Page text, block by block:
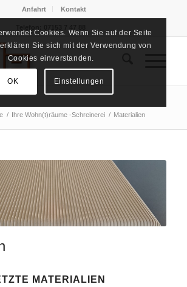
Anfahrt Kontakt
/ Ihre Wohn(t)räume -Schreinerei / Materialien
MATERIALIEN
Cookies. Wenn Sie auf der Seite
Sie sich mit der Verwendung von
Cookies einverstanden.
OK Einstellungen